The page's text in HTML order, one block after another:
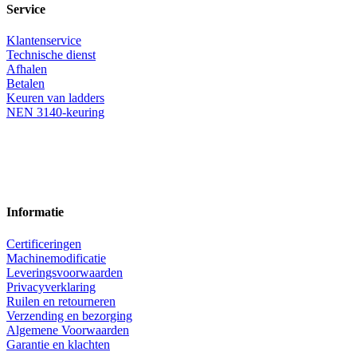
Service
Klantenservice
Technische dienst
Afhalen
Betalen
Keuren van ladders
NEN 3140-keuring
Informatie
Certificeringen
Machinemodificatie
Leveringsvoorwaarden
Privacyverklaring
Ruilen en retourneren
Verzending en bezorging
Algemene Voorwaarden
Garantie en klachten